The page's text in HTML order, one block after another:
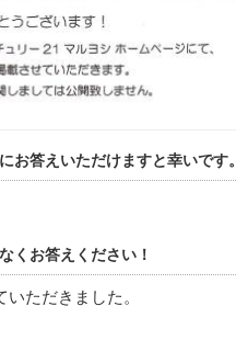
お答えいただけますと幸いです。
くお答えください！
ただきました。